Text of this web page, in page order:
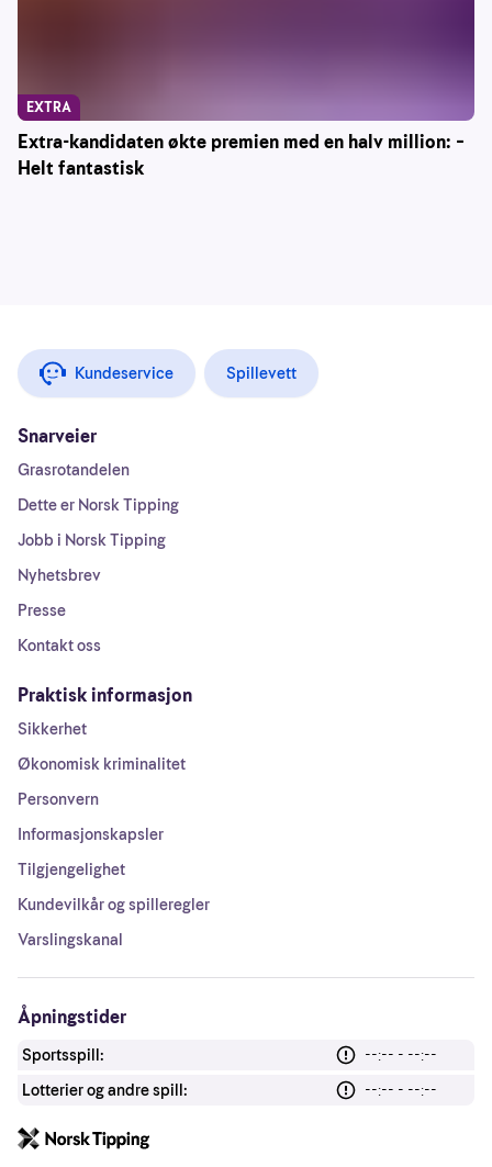
Extra-kandidaten økte premien med en halv million: –
Helt fantastisk
EXTRA
Kundeservice Spillevett
Snarveier
Grasrotandelen
Dette er Norsk Tipping
Jobb i Norsk Tipping
Nyhetsbrev
Presse
Kontakt oss
Praktisk informasjon
Sikkerhet
Økonomisk kriminalitet
Personvern
Informasjonskapsler
Tilgjengelighet
Kundevilkår og spilleregler
Varslingskanal
Åpningstider
Sportsspill:
--:-- - --:--
Lotterier og andre spill:
--:-- - --:--